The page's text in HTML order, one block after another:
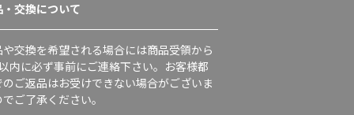
・交換について
や交換を希望される場合には商品受領から
内に必ず事前にご連絡下さい。お客様都
のご返品はお受けできない場合がございま
ご了承ください。